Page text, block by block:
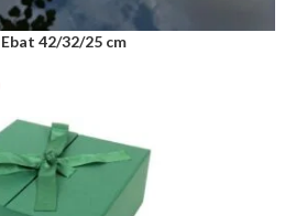
42/32/25 cm